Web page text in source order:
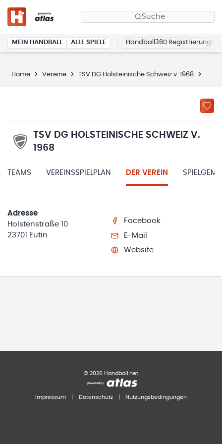
Suche
MEIN HANDBALL ALLE SPIELE Handball360 Registrierung
Home Vereine TSV DG Holsteinische Schweiz v. 1968
TSV DG HOLSTEINISCHE SCHWEIZ V.
1968
TEAMS VEREINSSPIELPLAN DER VEREIN
Adresse
Holstenstraße 10
23701 Eutin
Facebook
E-Mail
Website
© 2026 Handball.net
Impressum Datenschutz Nutzungsbedingungen